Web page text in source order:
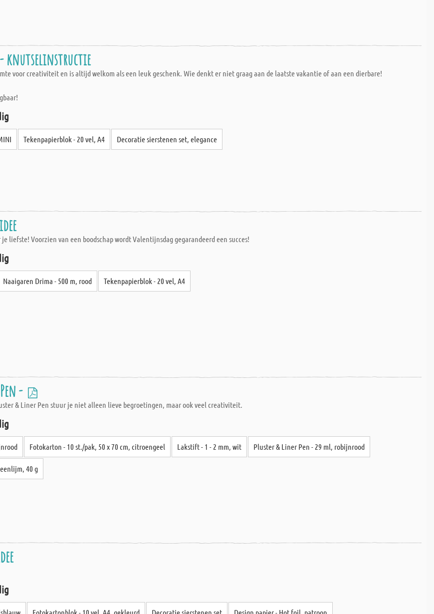
- knutselinstructie
voor creativiteit en is altijd welkom als een leuk geschenk. Wie denkt er niet graag aan de laatste vakantie of aan een dierbare!
Tekenpapierblok - 20 vel, A4 Decoratie sierstenen set, elegance
liefste! Voorzien van een boodschap wordt Valentijnsdag gegarandeerd een succes!
Naaigaren Drima - 500 m, rood Tekenpapierblok - 20 vel, A4
-
& Liner Pen stuur je niet alleen lieve begroetingen, maar ook veel creativiteit.
Fotokarton - 10 st./pak, 50 x 70 cm, citroengeel Lakstift - 1 - 2 mm, wit Pluster & Liner Pen - 29 ml, robijnrood
40 g